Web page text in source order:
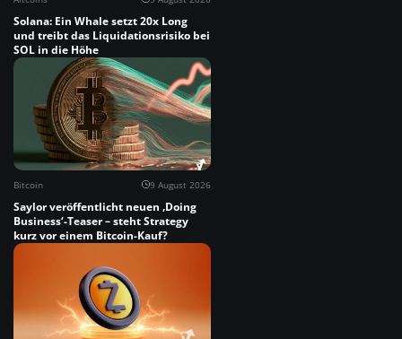
Solana: Ein Whale setzt 20x Long
und treibt das Liquidationsrisiko bei
SOL in die Höhe
Bitcoin 9 August 2026
Saylor veröffentlicht neuen ‚Doing
Business‘-Teaser – steht Strategy
kurz vor einem Bitcoin-Kauf?